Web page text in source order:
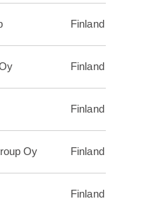
Finland
Finland
Finland
Oy Finland
Finland